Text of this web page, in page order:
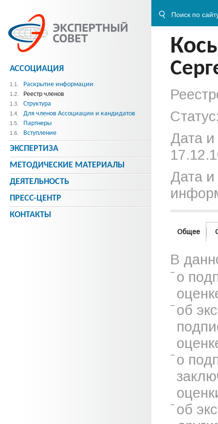
Дата
Дата и
Общее
В
о
об
о
об
АССОЦИАЦИЯ
1.1. Раскрытие информации
1.2. Реестр членов
1.3. Структура
1.4. Для членов Ассоциации и кандидатов
1.5. Партнеры
1.6. Вступление
ЭКСПЕРТИЗА
МЕТОДИЧЕСКИE МАТЕРИАЛЫ
ДЕЯТЕЛЬНОСТЬ
ПРЕСС-ЦЕНТР
КОНТАКТЫ